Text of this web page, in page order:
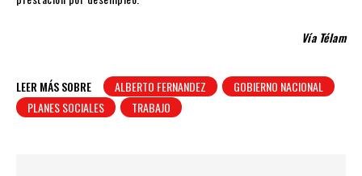
Vía Télam
LEER MÁS SOBRE ALBERTO FERNANDEZ
GOBIERNO NACIONAL
PLANES SOCIALES
TRABAJO